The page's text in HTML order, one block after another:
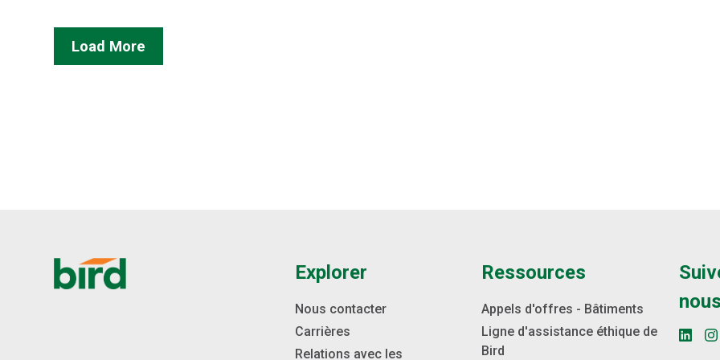
Load More
Explorer
Nous contacter
Carrières
Relations avec les
Ressources
Appels d'offres - Bâtiments
Ligne d'assistance éthique de
Bird
nous